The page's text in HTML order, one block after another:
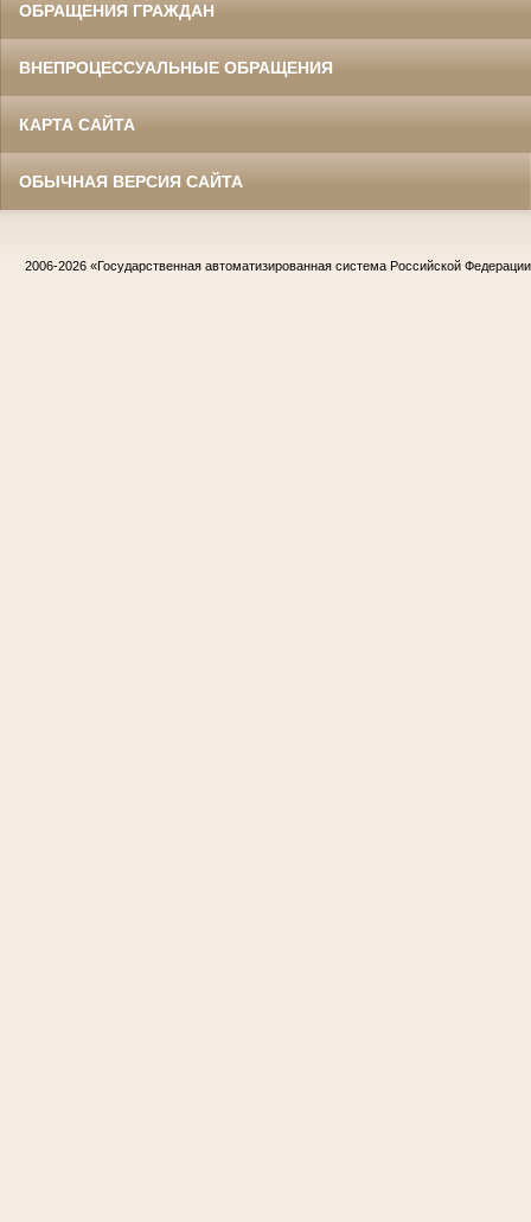
ОБРАЩЕНИЯ ГРАЖДАН
ВНЕПРОЦЕССУАЛЬНЫЕ ОБРАЩЕНИЯ
КАРТА САЙТА
ОБЫЧНАЯ ВЕРСИЯ САЙТА
2006-2026 «Государственная автоматизированная система Российской